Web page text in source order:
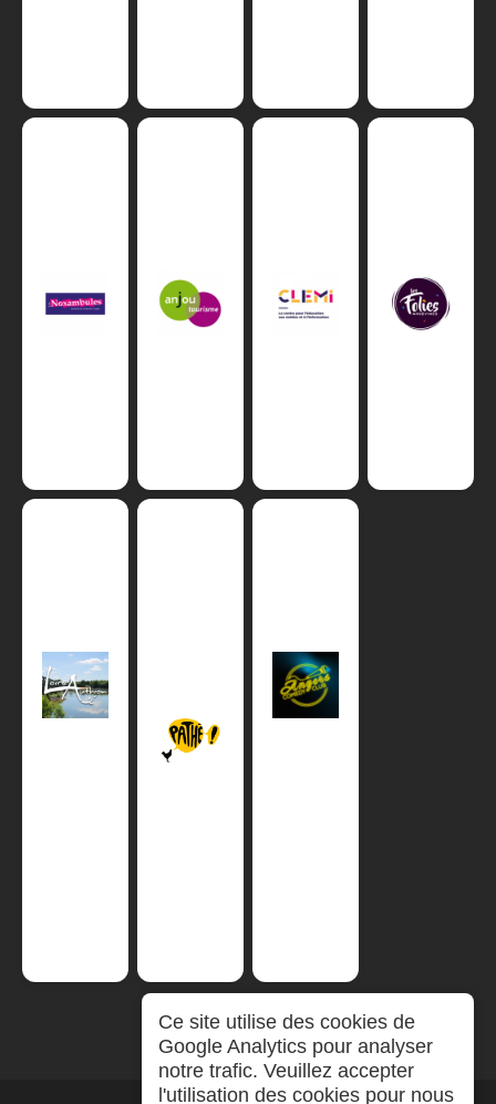
Ce site utilise des cookies de
Google Analytics pour analyser
notre trafic. Veuillez accepter
l'utilisation des cookies pour nous